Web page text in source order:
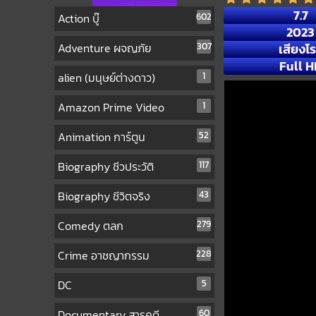
Action บู๊ 602
Adventure ผจญภัย 307
alien (มนุษย์ต่างดาว) 1
Amazon Prime Video 1
Animation การ์ตูน 52
Biography ชีวประวัติ 117
Biography ชีวิตจริง 43
Comedy ตลก 279
Crime อาชญากรรม 228
DC 5
60
7.7
2023
เสียงโ
Full